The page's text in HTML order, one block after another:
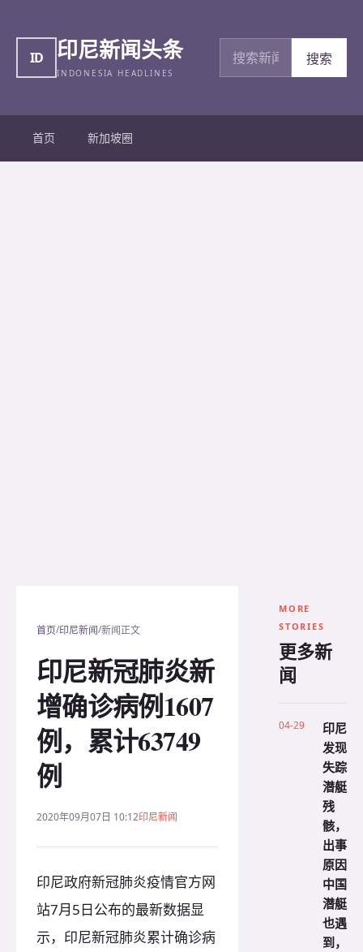
ID 印尼新闻头条
INDONESIA HEADLINES
搜索新闻
搜索
首页 新加坡圈
首页/印尼新闻/新闻正文
印尼新冠肺炎新
增确诊病例1607
例，累计63749
例
2020年09月07日 10:12印尼新闻
印尼政府新冠肺炎疫情官方网
站7月5日公布的最新数据显
示，印尼新冠肺炎累计确诊病
MORE
STORIES
更多新
闻
04-29
印尼
发现
失踪
潜艇
残
骸，
出事
原因
中国
潜艇
也遇
到，